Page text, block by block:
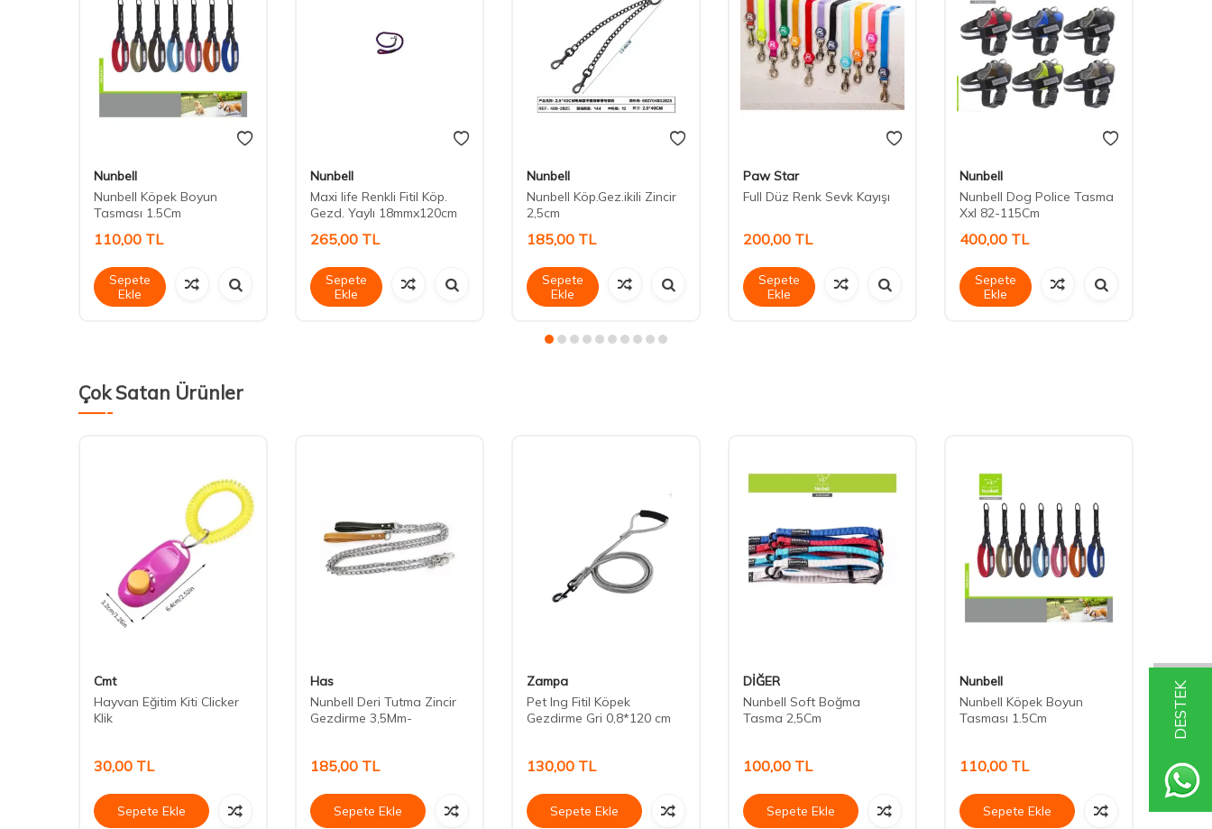
DESTEK
Nunbell
Nunbell Köpek Boyun
Tasması 1.5Cm
110,00 TL
Sepete
Ekle
Nunbell
Maxi life Renkli Fitil Köp.
Gezd. Yaylı 18mmx120cm
265,00 TL
Sepete
Ekle
Nunbell
Nunbell Köp.Gez.ikili Zincir
2,5cm
185,00 TL
Sepete
Ekle
Paw Star
Full Düz Renk Sevk Kayışı
200,00 TL
Sepete
Ekle
Nunbell
Nunbell Dog Police Tasma
Xxl 82-115Cm
400,00 TL
Sepete
Ekle
Çok Satan Ürünler
Cmt
Hayvan Eğitim Kiti Clicker
Klik
30,00 TL
Sepete Ekle
Has
Nunbell Deri Tutma Zincir
Gezdirme 3,5Mm-
185,00 TL
Sepete Ekle
Zampa
Pet Ing Fitil Köpek
Gezdirme Gri 0,8*120 cm
130,00 TL
Sepete Ekle
DİĞER
Nunbell Soft Boğma
Tasma 2,5Cm
100,00 TL
Sepete Ekle
Nunbell
Nunbell Köpek Boyun
Tasması 1.5Cm
110,00 TL
Sepete Ekle